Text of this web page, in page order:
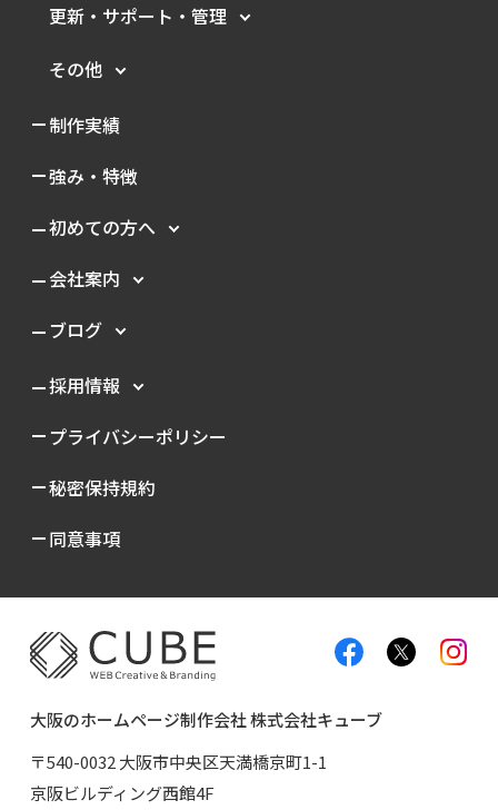
更新・サポート・管理
その他
制作実績
強み・特徴
初めての方へ
会社案内
ブログ
採用情報
プライバシーポリシー
秘密保持規約
同意事項
大阪のホームページ制作会社 株式会社キューブ
〒540-0032 大阪市中央区天満橋京町1-1
京阪ビルディング西館4F